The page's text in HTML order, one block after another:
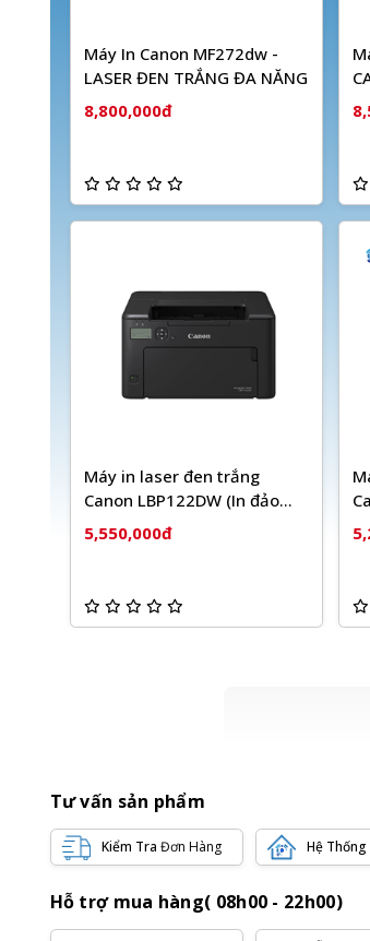
Máy In Canon MF272dw -
LASER ĐEN TRẮNG ĐA NĂNG
8,800,000đ
Máy in laser đen trắng
Canon LBP122DW (In đảo
mặt| A4| A5| USB| LAN|
WIFI)
5,550,000đ
Tư vấn sản phẩm
Kiểm Tra Đơn Hàng Hệ Thống
Hỗ trợ mua hàng( 08h00 - 22h00)